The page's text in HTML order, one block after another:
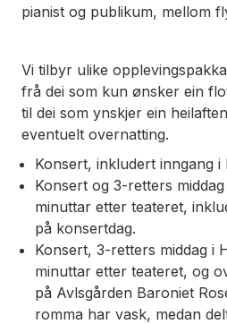
pianist og publikum, mellom
Vi tilbyr ulike
frå dei som kun ønsker ein
til dei som ynskjer ein
eventuelt overnatting.
Konsert, inkludert inngang i
Konsert og 3-retters
minuttar etter teateret,
på konsertdag.
Konsert, 3-retters middag i
minuttar etter teateret, og
på Avlsgården Baroniet
romma har vask, medan